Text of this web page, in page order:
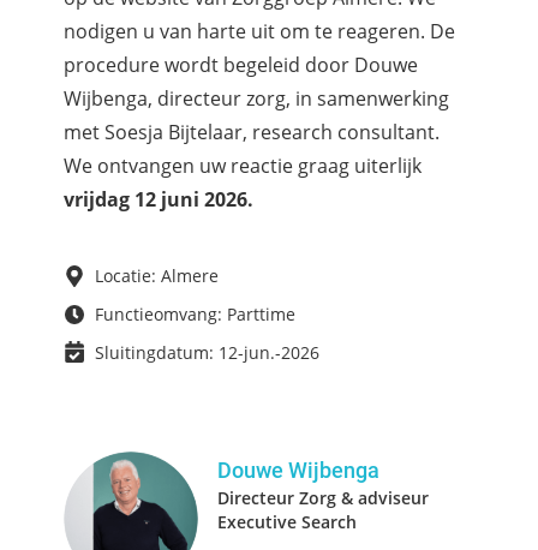
nodigen u van harte uit om te reageren. De
procedure wordt begeleid door Douwe
Wijbenga, directeur zorg, in samenwerking
met Soesja Bijtelaar, research consultant.
We ontvangen uw reactie graag uiterlijk
vrijdag 12 juni 2026.
Locatie: Almere
Functieomvang: Parttime
Sluitingdatum: 12-jun.-2026
Douwe Wijbenga
Directeur Zorg & adviseur
Executive Search